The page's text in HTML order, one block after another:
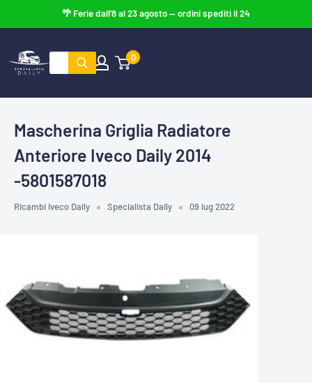
al
contenuto
Specialista
Daily
0
Mascherina Griglia Radiatore
Anteriore Iveco Daily 2014
-5801587018
Ricambi iveco Daily Specialista Daily 09 lug 2022